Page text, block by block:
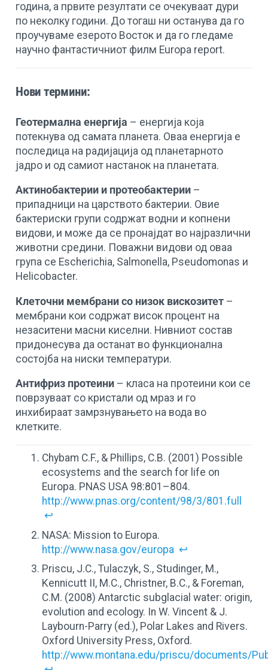
година, а првите резултати се очекуваат дури
по неколку години. До тогаш ни останува да го
проучуваме езерото Восток и да го гледаме
научно фантастичниот филм Europa report.
Нови термини:
Геотермална енергија – енергија која
потекнува од самата планета. Оваа енергија е
последица на радијација од планетарното
јадро и од самиот настанок на планетата.
Актинобактерии и протеобактерии –
припадници на царството бактерии. Овие
бактериски групи содржат водни и копнени
видови, и може да се пронајдат во најразлични
животни средини. Поважни видови од оваа
група се Escherichia, Salmonella, Pseudomonas и
Helicobacter.
Клеточни мембрани со низок вискозитет –
мембрани кои содржат висок процент на
незаситени масни киселни. Нивниот состав
придонесува да останат во функционална
состојба на ниски температури.
Антифриз протеини – класа на протеини кои се
поврзуваат со кристали од мраз и го
инхибираат замрзнувањето на вода во
клетките.
Chybam C.F., & Phillips, C.B. (2001) Possible
ecosystems and the search for life on
Europa. PNAS USA 98:801–804.
http://www.pnas.org/content/98/3/801.full
↩
NASA: Mission to Europa.
http://www.nasa.gov/europa ↩
Priscu, J.C., Tulaczyk, S., Studinger, M.,
Kennicutt II, M.C., Christner, B.C., & Foreman,
C.M. (2008) Antarctic subglacial water: origin,
evolution and ecology. In W. Vincent & J.
Laybourn-Parry (ed.), Polar Lakes and Rivers.
Oxford University Press, Oxford.
http://www.montana.edu/priscu/documents/